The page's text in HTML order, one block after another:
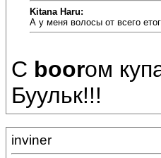
Kitana Haru:
А у меня волосы от всего
С boorом
Буульк!!!
inviner